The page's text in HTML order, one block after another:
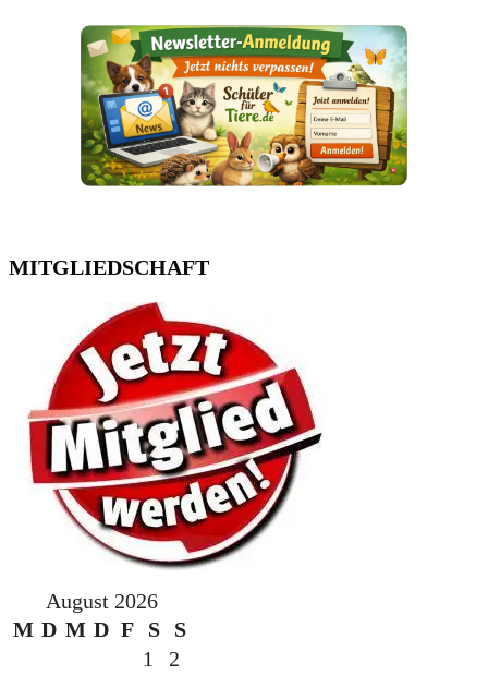
MITGLIEDSCHAFT
August 2026
M D M D F S
S
1
2